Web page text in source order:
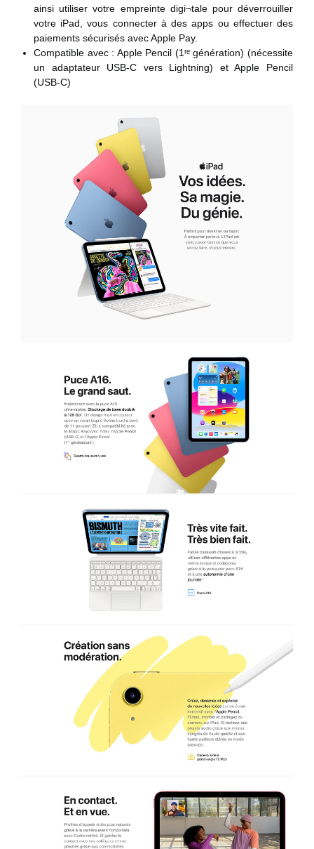
ainsi utiliser votre empreinte digi¬tale pour déverrouiller
votre iPad, vous connecter à des apps ou effectuer des
paiements sécurisés avec Apple Pay.
Compatible avec : Apple Pencil (1ʳᵉ génération) (nécessite
un adaptateur USB-C vers Lightning) et Apple Pencil
(USB-C)